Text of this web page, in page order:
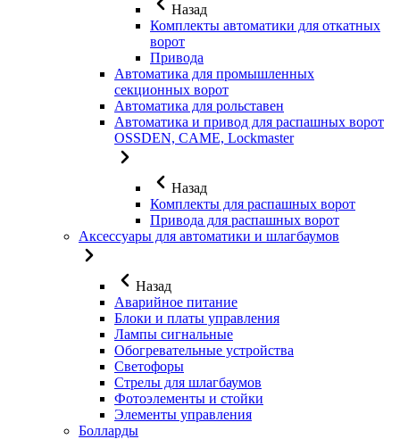
Назад
Комплекты автоматики для откатных
ворот
Привода
Автоматика для промышленных
секционных ворот
Автоматика для рольставен
Автоматика и привод для распашных ворот
OSSDEN, CAME, Lockmaster
Назад
Комплекты для распашных ворот
Привода для распашных ворот
Аксессуары для автоматики и шлагбаумов
Назад
Аварийное питание
Блоки и платы управления
Лампы сигнальные
Обогревательные устройства
Светофоры
Стрелы для шлагбаумов
Фотоэлементы и стойки
Элементы управления
Болларды